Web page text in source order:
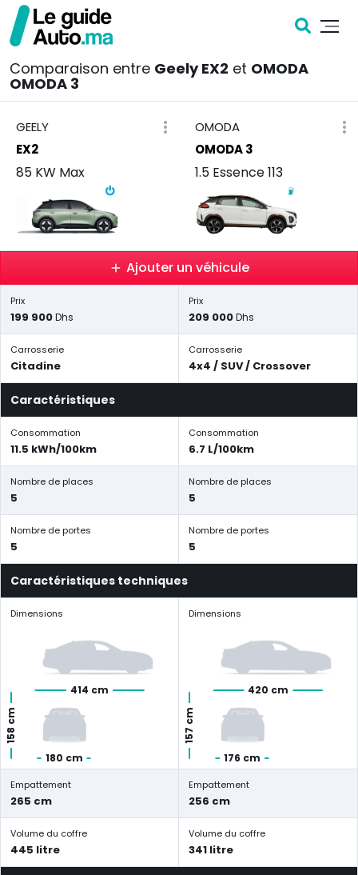
Comparaison entre Geely EX2 et OMODA
OMODA 3
GEELY
EX2
85 KW Max
OMODA
OMODA 3
1.5 Essence 113
Ajouter un véhicule
Prix
199 900Dhs
Prix
209 000Dhs
Carrosserie
Citadine
Carrosserie
4x4 / SUV / Crossover
Caractéristiques
Consommation
11.5 kWh/100km
Consommation
6.7 L/100km
Nombre de places
5
Nombre de places
5
Nombre de portes
5
Nombre de portes
5
Caractéristiques techniques
Dimensions
414 cm
180 cm
158 cm
Dimensions
420 cm
176 cm
157 cm
Empattement
265 cm
Empattement
256 cm
Volume du coffre
445 litre
Volume du coffre
341 litre